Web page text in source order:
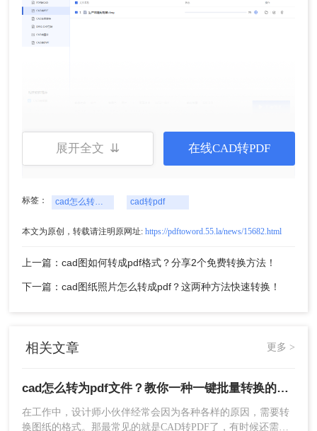
3、文件上传后，点击开始转换即可。
以上就是今天的cad怎么转为pdf文件方法分享啦，有需
要的朋友可以去试试，觉得好用的话记得点赞支持一下
哦，感谢
展开全文 ⇊ 在线CAD转PDF
标签： cad怎么转为pdf文件 cad转pdf
本文为原创，转载请注明原网址: https://pdftoword.55.la/news/15682.html
上一篇：cad图如何转成pdf格式？分享2个免费转换方法！
下一篇：cad图纸照片怎么转成pdf？这两种方法快速转换！
相关文章 更多 >
cad怎么转为pdf文件？教你一种一键批量转换的方法！
在工作中，设计师小伙伴经常会因为各种各样的原因，需要转
换图纸的格式。那最常见的就是CAD转PDF了，有时候还需要